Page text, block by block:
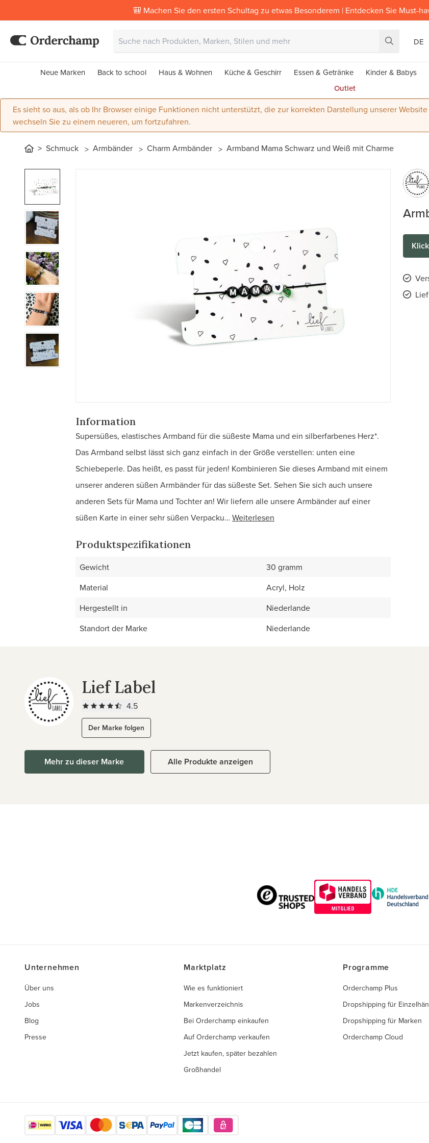
🎒 Machen Sie den ersten Schultag zu etwas Besonderem | Entdecken Sie Must-
DE
Neue Marken Back to school Haus & Wohnen Küche & Geschirr Essen & Getränke Kinder & Babys
Outlet
Es sieht so aus, als ob Ihr Browser einige Funktionen nicht unterstützt, die zur korrekten Darstellung unserer
wechseln Sie zu einem neueren, um fortzufahren.
Schmuck Armbänder Charm Armbänder Armband Mama Schwarz und Weiß mit Charme
Information
Supersüßes, elastisches Armband für die süßeste Mama und ein silberfarbenes Herz*.
Das Armband selbst lässt sich ganz einfach in der Größe verstellen: unten eine
Schiebeperle. Das heißt, es passt für jeden! Kombinieren Sie dieses Armband mit einem
unserer anderen süßen Armbänder für das süßeste Set. Sehen Sie sich auch unsere
anderen Sets für Mama und Tochter an! Wir liefern alle unsere Armbänder auf einer
süßen Karte in einer sehr süßen Verpacku… Weiterlesen
Produktspezifikationen
Gewicht
30 gramm
Material
Acryl, Holz
Hergestellt in
Niederlande
Standort der Marke
Niederlande
Lief Label
4.5
Der Marke folgen
Mehr zu dieser Marke Alle Produkte anzeigen
Unternehmen
Über uns
Jobs
Blog
Presse
Marktplatz
Wie es funktioniert
Markenverzeichnis
Bei Orderchamp einkaufen
Auf Orderchamp verkaufen
Jetzt kaufen, später bezahlen
Großhandel
Programme
Orderchamp Plus
Dropshipping für
Dropshipping für Marken
Orderchamp Cloud